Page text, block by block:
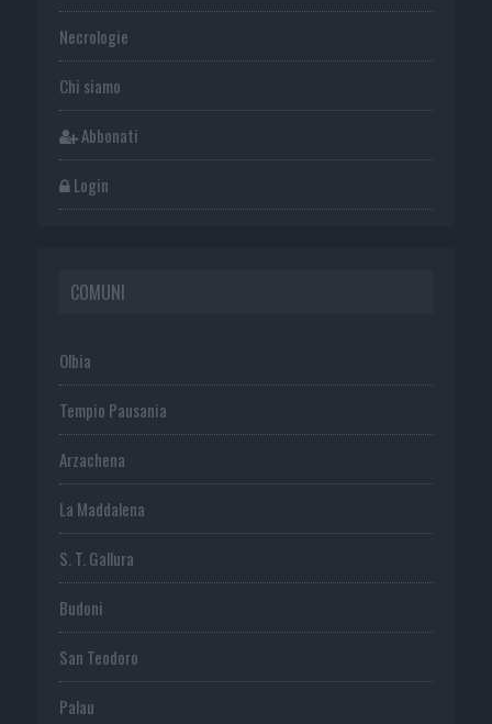
Necrologie
Chi siamo
Abbonati
Login
COMUNI
Olbia
Tempio Pausania
Arzachena
La Maddalena
S. T. Gallura
Budoni
San Teodoro
Palau